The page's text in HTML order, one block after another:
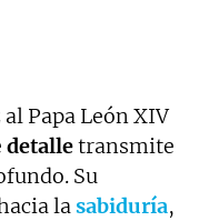
Papa León XIV
detalletransmite
Su
lasabiduría,